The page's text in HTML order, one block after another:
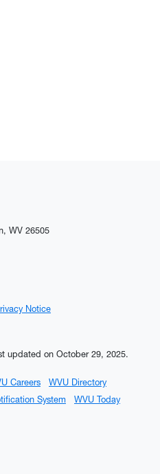
WV 26505
Notice
updated on October 29, 2025.
Careers
WVU Directory
System
WVU Today